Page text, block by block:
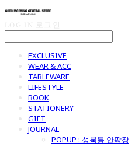
EXCLUSIVE
WEAR & ACC
TABLEWARE
LIFESTYLE
BOOK
STATIONERY
GIFT
JOURNAL
POPUP : 성북동 안팎장